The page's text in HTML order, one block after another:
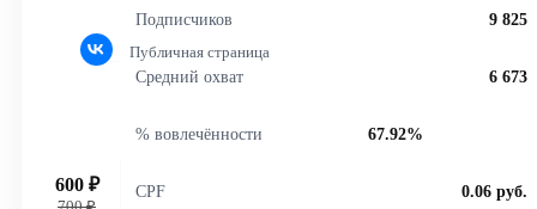
Публичная страница
Подписчиков 9 825
Средний охват 6 673
% вовлечённости 67.92%
CPF 0.06 руб.
600 ₽